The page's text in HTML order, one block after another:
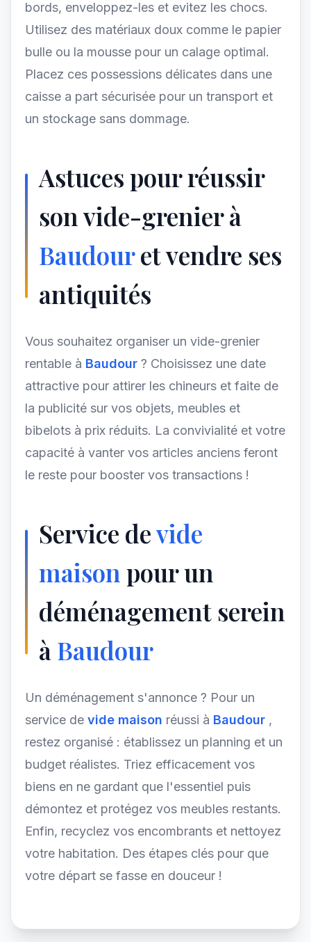
bords, enveloppez-les et evitez les chocs.
Utilisez des matériaux doux comme le papier
bulle ou la mousse pour un calage optimal.
Placez ces possessions délicates dans une
caisse a part sécurisée pour un transport et
un stockage sans dommage.
Astuces pour réussir
son vide-grenier à
Baudouret vendre ses
antiquités
Vous souhaitez organiser un vide-grenier
rentable à Baudour ? Choisissez une date
attractive pour attirer les chineurs et faite de
la publicité sur vos objets, meubles et
bibelots à prix réduits. La convivialité et votre
capacité à vanter vos articles anciens feront
le reste pour booster vos transactions !
Service devide
maison pour un
déménagement serein
àBaudour
Un déménagement s'annonce ? Pour un
service de vide maison réussi à Baudour ,
restez organisé : établissez un planning et un
budget réalistes. Triez efficacement vos
biens en ne gardant que l'essentiel puis
démontez et protégez vos meubles restants.
Enfin, recyclez vos encombrants et nettoyez
votre habitation. Des étapes clés pour que
votre départ se fasse en douceur !